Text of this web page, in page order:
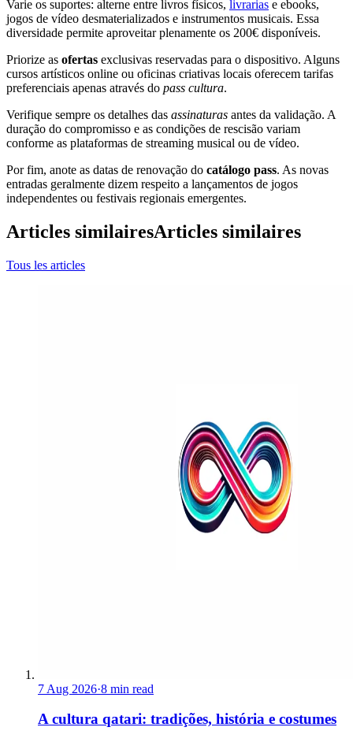
Varie os suportes: alterne entre livros físicos, livrarias e ebooks,
jogos de vídeo desmaterializados e instrumentos musicais. Essa
diversidade permite aproveitar plenamente os 200€ disponíveis.
Priorize as ofertas exclusivas reservadas para o dispositivo. Alguns
cursos artísticos online ou oficinas criativas locais oferecem tarifas
preferenciais apenas através do pass cultura.
Verifique sempre os detalhes das assinaturas antes da validação. A
duração do compromisso e as condições de rescisão variam
conforme as plataformas de streaming musical ou de vídeo.
Por fim, anote as datas de renovação do catálogo pass. As novas
entradas geralmente dizem respeito a lançamentos de jogos
independentes ou festivais regionais emergentes.
Articles similairesArticles similaires
Tous les articles
7 Aug 2026·8 min read
A cultura qatari: tradições, história e costumes